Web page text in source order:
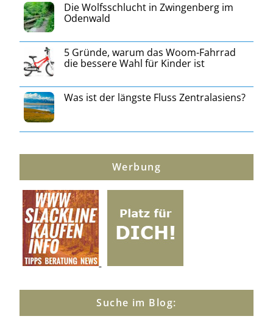
Die Wolfsschlucht in Zwingenberg im
Odenwald
5 Gründe, warum das Woom-Fahrrad
die bessere Wahl für Kinder ist
Was ist der längste Fluss Zentralasiens?
Werbung
Suche im Blog: